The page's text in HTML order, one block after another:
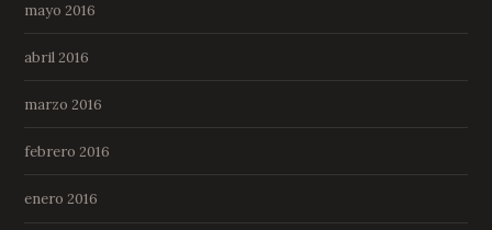
mayo 2016
abril 2016
marzo 2016
febrero 2016
enero 2016